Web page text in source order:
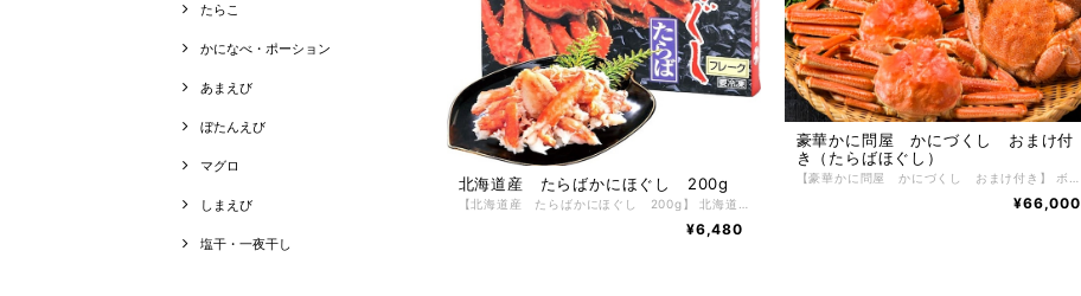
たらこ
かになべ・ポーション
あまえび
ぼたんえび
マグロ
しまえび
塩干・一夜干し
北海道産 たらばかにほぐし 200g
¥6,480
豪華かに問屋 かにづくし おまけ付
き（たらばほぐし）
¥66,000